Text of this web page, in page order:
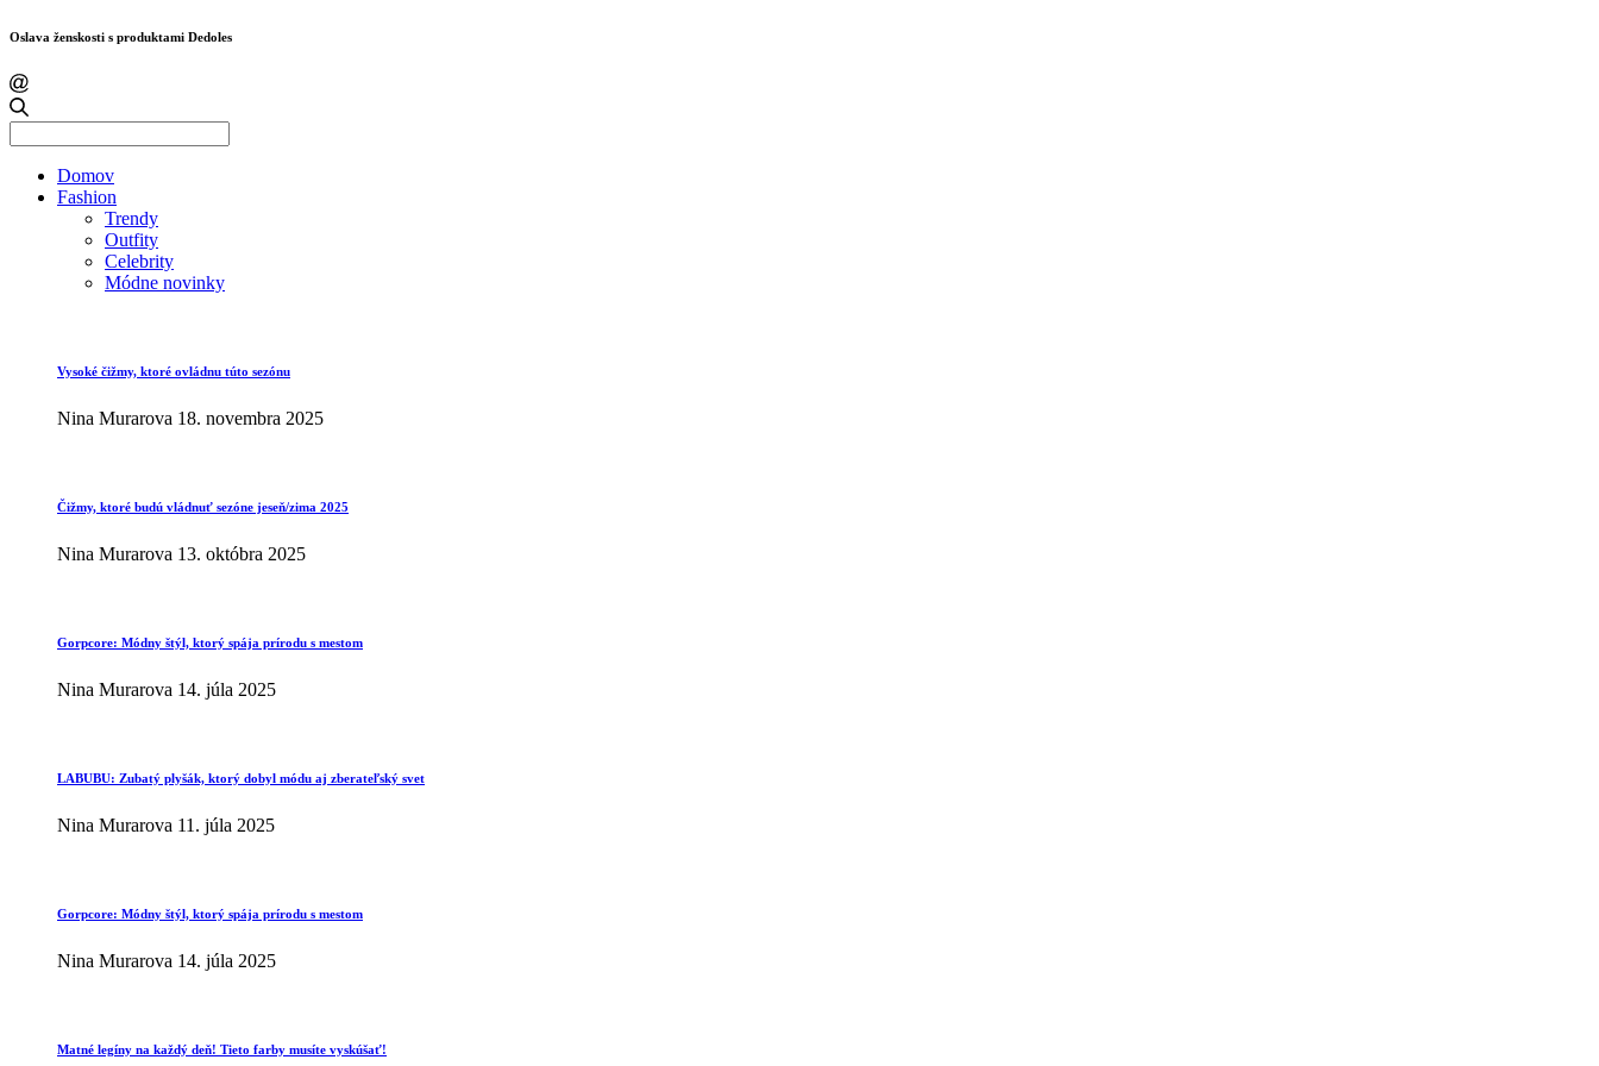
Oslava ženskosti s produktami Dedoles
for:
Domov
Fashion
Trendy
Outfity
Celebrity
Módne novinky
Vysoké čižmy, ktoré ovládnu túto sezónu
Nina Murarova 18. novembra 2025
Čižmy, ktoré budú vládnuť sezóne jeseň/zima 2025
Nina Murarova 13. októbra 2025
Gorpcore: Módny štýl, ktorý spája prírodu s mestom
Nina Murarova 14. júla 2025
LABUBU: Zubatý plyšák, ktorý dobyl módu aj zberateľský svet
Nina Murarova 11. júla 2025
Gorpcore: Módny štýl, ktorý spája prírodu s mestom
Nina Murarova 14. júla 2025
Matné legíny na každý deň! Tieto farby musíte vyskúšať!